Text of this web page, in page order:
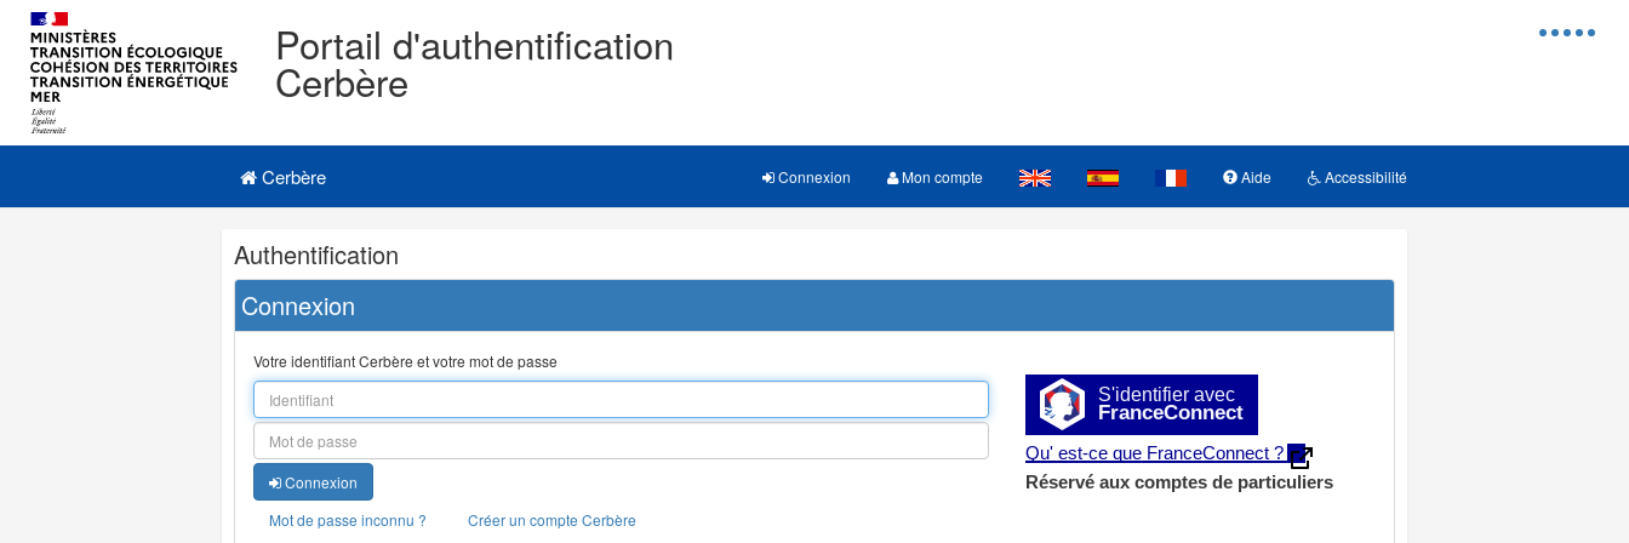
Menu
Portail d'authentification
Cerbère
Navigation
Menu principal
Cerbère Connexion Mon compte Aide Accessibilité
Navigation
et
outils
annexes
Authentification
Connexion
S'identifier avec
FranceConnect
Qu' est-ce que FranceConnect ?
Réservé aux comptes de particuliers
Votre identifiant Cerbère et votre mot de passe
Connexion
Mot de passe inconnu ?
Créer un compte Cerbère